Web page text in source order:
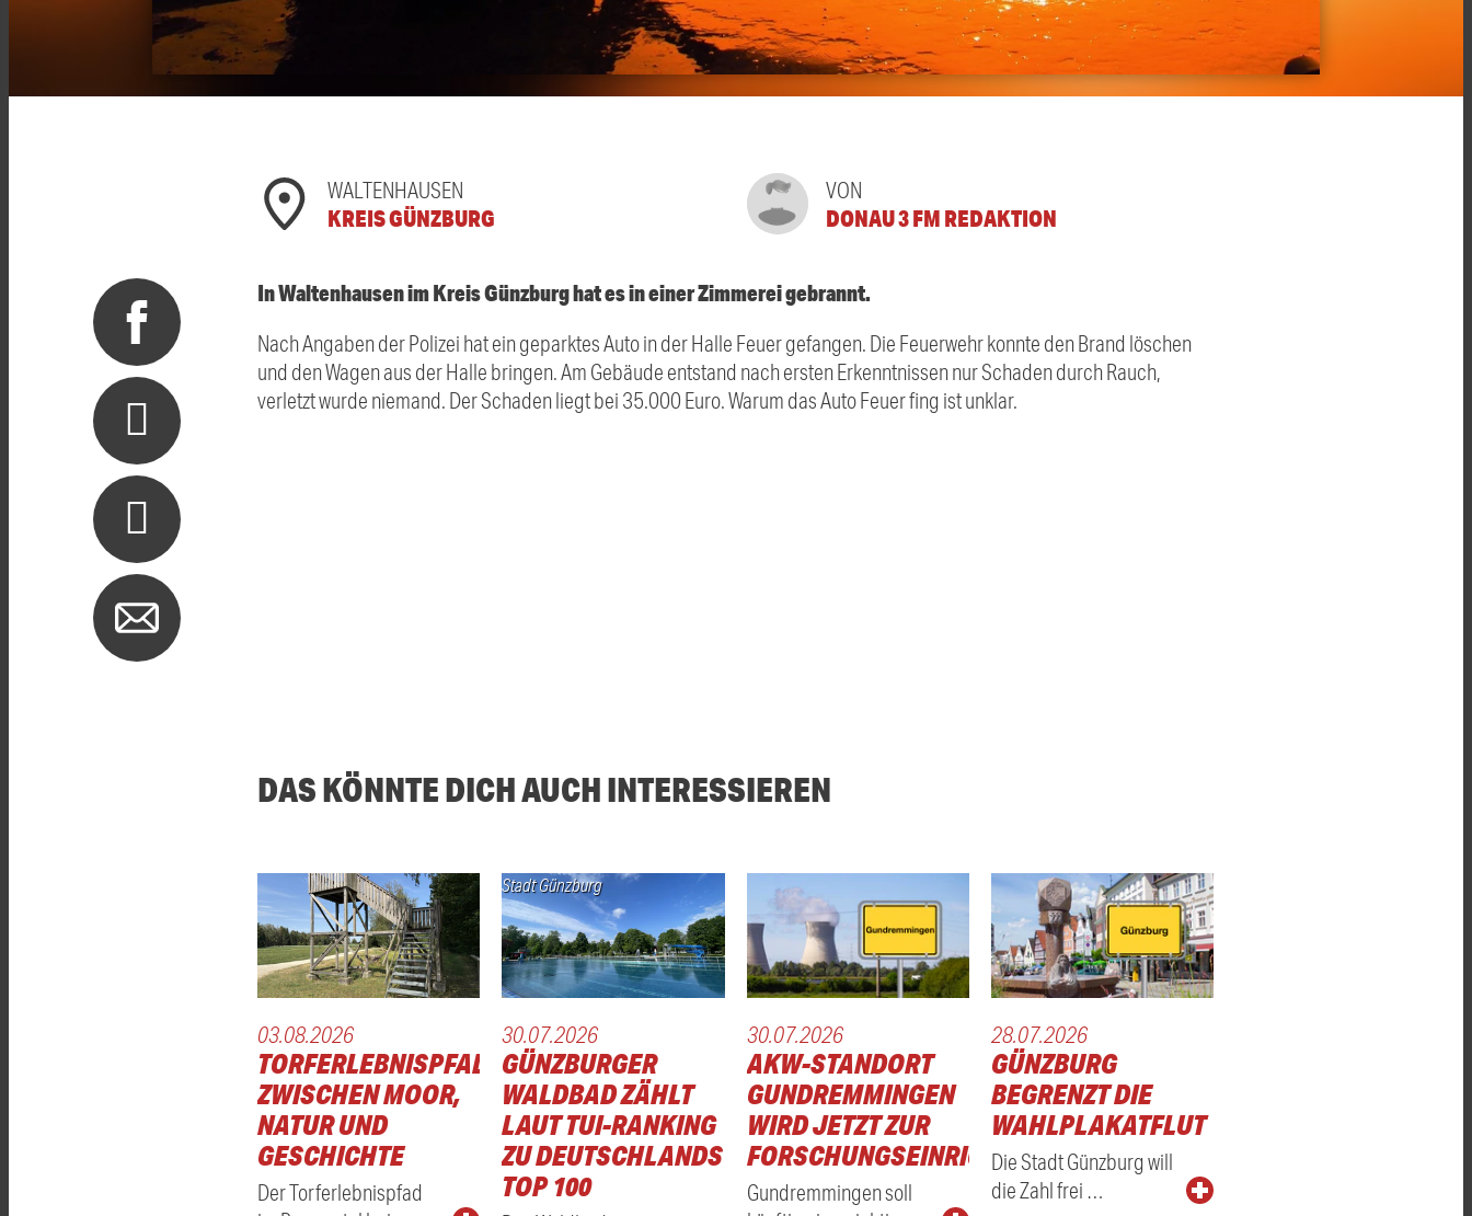
WALTENHAUSEN
KREIS GÜNZBURG
VON
DONAU 3 FM REDAKTION
In Waltenhausen im Kreis Günzburg hat es in einer Zimmerei gebrannt.
Nach Angaben der Polizei hat ein geparktes Auto in der Halle Feuer gefangen. Die Feuerwehr konnte den Brand löschen
und den Wagen aus der Halle bringen. Am Gebäude entstand nach ersten Erkenntnissen nur Schaden durch Rauch,
verletzt wurde niemand. Der Schaden liegt bei 35.000 Euro. Warum das Auto Feuer fing ist unklar.
DAS KÖNNTE DICH AUCH INTERESSIEREN
03.08.2026
TORFERLEBNISPFAD:
ZWISCHEN MOOR,
NATUR UND
GESCHICHTE
Der Torferlebnispfad
Stadt Günzburg
30.07.2026
GÜNZBURGER
WALDBAD ZÄHLT
LAUT TUI-RANKING
ZU DEUTSCHLANDS
TOP 100
30.07.2026
AKW-STANDORT
GUNDREMMINGEN
WIRD JETZT ZUR
FORSCHUNGSEINRICHTUNG
Gundremmingen soll
28.07.2026
GÜNZBURG
BEGRENZT DIE
WAHLPLAKATFLUT
Die Stadt Günzburg will
die Zahl frei …